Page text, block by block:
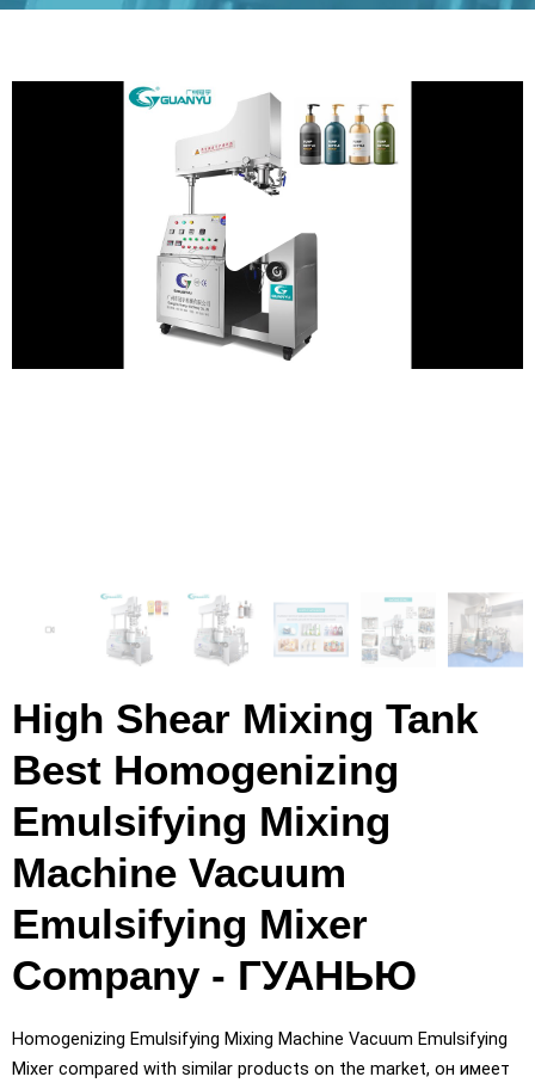
High Shear Mixing Tank
Best Homogenizing
Emulsifying Mixing
Machine Vacuum
Emulsifying Mixer
Company- ГУАНЬЮ
Homogenizing Emulsifying Mixing Machine Vacuum Emulsifying
Mixer compared with similar products on the market, он имеет